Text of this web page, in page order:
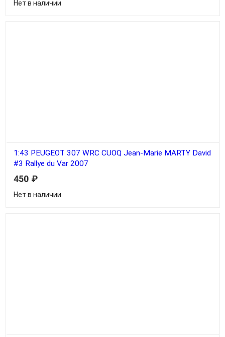
Нет в наличии
1:43 PEUGEOT 307 WRC CUOQ Jean-Marie MARTY David
#3 Rallye du Var 2007
450 ₽
Нет в наличии